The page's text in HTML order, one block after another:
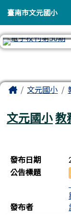
臺南市文元
導覽列
臺南市文元國小
主內容區域
Home文元國小
文元國小教
新聞列表
發布日期
公告標題
發布者
頁尾區域